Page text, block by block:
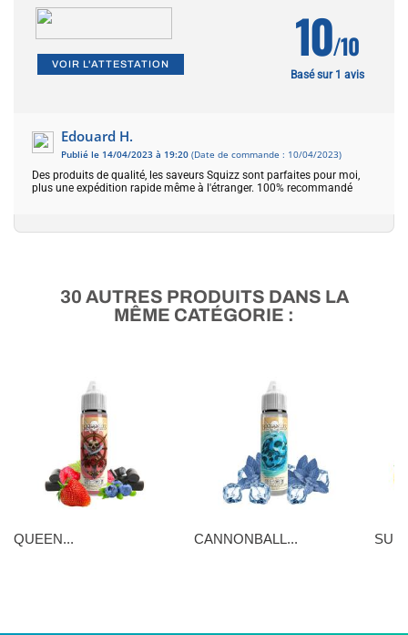
VOIR L'ATTESTATION 10/10
Basé sur 1 avis
Edouard H.
Publié le 14/04/2023 à 19:20 (Date de commande : 10/04/2023)
Des produits de qualité, les saveurs Squizz sont parfaites pour moi,
plus une expédition rapide même à l'étranger. 100% recommandé
30 AUTRES PRODUITS DANS LA
MÊME CATÉGORIE :
QUEEN... CANNONBALL...